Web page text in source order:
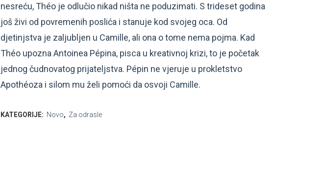
nesreću, Théo je odlučio nikad ništa ne poduzimati. S trideset godina
još živi od povremenih poslića i stanuje kod svojeg oca. Od
djetinjstva je zaljubljen u Camille, ali ona o tome nema pojma. Kad
Théo upozna Antoinea Pépina, pisca u kreativnoj krizi, to je početak
jednog čudnovatog prijateljstva. Pépin ne vjeruje u prokletstvo
Apothéoza i silom mu želi pomoći da osvoji Camille.
KATEGORIJE: Novo, Za odrasle